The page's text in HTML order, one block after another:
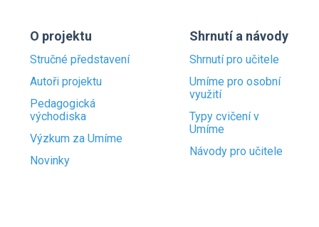
O projektu
Stručné představení
Autoři projektu
Pedagogická
východiska
Výzkum za Umíme
Novinky
Shrnutí a návody
Shrnutí pro učitele
Umíme pro osobní
využití
Typy cvičení v
Umíme
Návody pro učitele